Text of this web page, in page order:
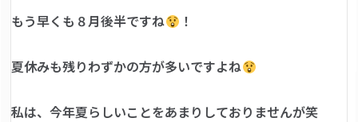
もう早くも８月後半ですね ！
夏休みも残りわずかの方が多いですよね
私は、今年夏らしいことをあまりしておりませんが笑